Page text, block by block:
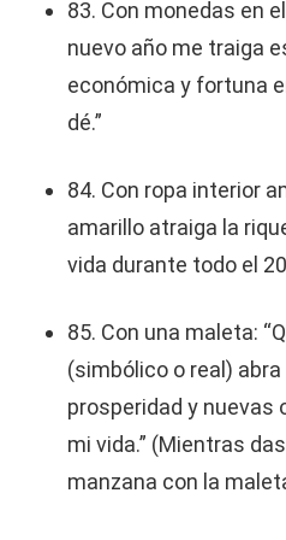
83. Con monedas en
nuevo año me traiga
económica y fortuna
dé.”
84. Con ropa interior
amarillo atraiga la
vida durante todo el
85. Con una maleta:
(simbólico o real)
prosperidad y nuevas
mi vida.” (Mientras
manzana con la